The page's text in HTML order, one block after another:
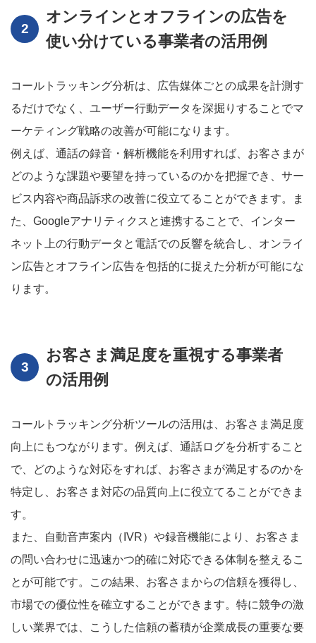
オンラインとオフラインの広告を
使い分けている事業者の活用例
コールトラッキング分析は、広告媒体ごとの成果を計測す
るだけでなく、ユーザー行動データを深掘りすることでマ
ーケティング戦略の改善が可能になります。
例えば、通話の録音・解析機能を利用すれば、お客さまが
どのような課題や要望を持っているのかを把握でき、サー
ビス内容や商品訴求の改善に役立てることができます。ま
た、Googleアナリティクスと連携することで、インター
ネット上の行動データと電話での反響を統合し、オンライ
ン広告とオフライン広告を包括的に捉えた分析が可能にな
ります。
お客さま満足度を重視する事業者
の活用例
コールトラッキング分析ツールの活用は、お客さま満足度
向上にもつながります。例えば、通話ログを分析すること
で、どのような対応をすれば、お客さまが満足するのかを
特定し、お客さま対応の品質向上に役立てることができま
す。
また、自動音声案内（IVR）や録音機能により、お客さま
の問い合わせに迅速かつ的確に対応できる体制を整えるこ
とが可能です。この結果、お客さまからの信頼を獲得し、
市場での優位性を確立することができます。特に競争の激
しい業界では、こうした信頼の蓄積が企業成長の重要な要